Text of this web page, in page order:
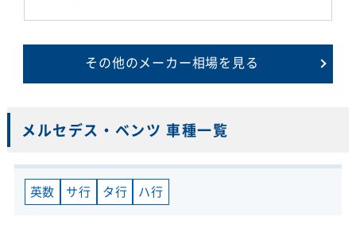
その他のメーカー相場を見る
メルセデス・ベンツ 車種一覧
英数 サ行 タ行 ハ行